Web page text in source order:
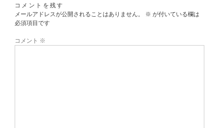
コメントを残す
メールアドレスが公開されることはありません。
※ が付いている欄は
必須項目です
コメント ※